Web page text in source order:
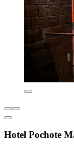
Hotel Pochote